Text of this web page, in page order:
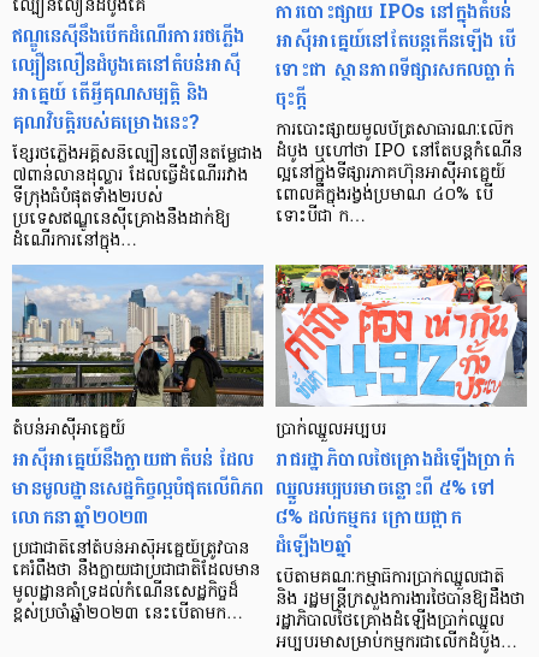
ល្បឿនលឿនដំបូងគេ
ឥណ្ឌូនេស៊ីនឹងបើកដំណើរការរថភ្លើង
ល្បឿនលឿនដំបូងគេនៅតំបន់អាស៊ី
អាគ្នេយ៍ តើអ្វីគុណសម្បត្តិ និង
គុណវិបត្តិរបស់គម្រោងនេះ?
ខ្សែរថភ្លើងអគ្គិសនីល្បឿនលឿនតម្លៃជាង
៧ពាន់លានដុល្លារ ដែលធ្វើដំណើររវាង
ទីក្រុងធំបំផុតទាំង២របស់
ប្រទេសឥណ្ឌូនេស៊ីគ្រោងនឹងដាក់ឱ្យ
ដំណើរការនៅក្នុង…
ការបោះផ្សាយ IPOs នៅក្នុងតំបន់
អាស៊ីអាគ្នេយ៍នៅតែបន្តកើនឡើង បើ
ទោះជា ស្ថានភាពទីផ្សារសកលធ្លាក់
ចុះក្ដី
ការបោះផ្សាយមូលប័ត្រសាធារណៈលើក
ដំបូង ឬហៅថា IPO នៅតែបន្ដកំណើន
ល្អនៅក្នុងទីផ្សារភាគហ៊ុនអាស៊ីអាគ្នេយ៍
ពោលគឺក្នុងរង្វង់ប្រមាណ ៤០% បើ
ទោះបីជា ក…
តំបន់អាស៊ីអាគ្នេយ៍
អាស៊ីអាគ្នេយ៍នឹងក្លាយជាតំបន់ ដែល
មានមូលដ្ឋានសេដ្ឋកិច្ចល្អបំផុតលើពិភព
លោកនាឆ្នាំ២០២៣
ប្រជាជាតិនៅតំបន់អាស៊ីអគ្នេយ៍ត្រូវបាន
គេរំពឹងថា នឹងក្លាយជាប្រជាជាតិដែលមាន
មូលដ្ឋានគាំទ្រដល់កំណើនសេដ្ឋកិច្ចដ៏
ខ្ពស់ប្រចាំឆ្នាំ២០២៣ នេះបើតាមក…
ប្រាក់ឈ្នួលអប្បបរ
រាជរដ្ឋាភិបាលថៃគ្រោងដំឡើងប្រាក់
ឈ្នួលអប្បបរមាចន្លោះពី ៥% ទៅ
៨% ដល់កម្មករ ក្រោយផ្អាក
ដំឡើង២ឆ្នាំ
បើតាមគណៈកម្មាធិការប្រាក់ឈ្នួលជាតិ
និង រដ្ឋមន្ត្រីក្រសួងការងារថៃបានឱ្យដឹងថា
រដ្ឋាភិបាលថៃគ្រោងដំឡើងប្រាក់ឈ្នួល
អប្បបរមាសម្រាប់កម្មករជាលើកដំបូង…